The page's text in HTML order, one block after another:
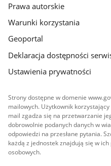
Prawa autorskie
Warunki korzystania
Geoportal
Deklaracja dostępności
Ustawienia prywatności
Strony dostępne w domenie
mailowych. Użytkownik
mail zgadza się na przetwarzanie
dobrowolnie podanych danych w
odpowiedzi na przesłane pytania.
każdą z jednostek znajdują się w
osobowych.